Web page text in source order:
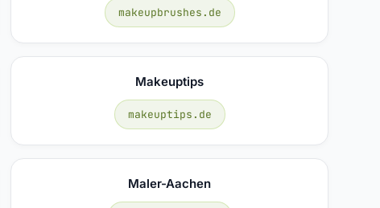
makeupbrushes.de
Makeuptips
makeuptips.de
Maler-Aachen